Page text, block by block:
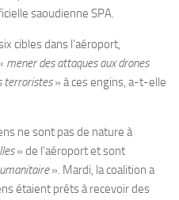
saoudienne SPA.
cibles dans l’aéroport,
mener des attaques aux drones
terroristes» à ces engins, a-t-elle
ne sont pas de nature à
» de l’aéroport et sont
». Mardi, la coalition a
étaient prêts à recevoir des